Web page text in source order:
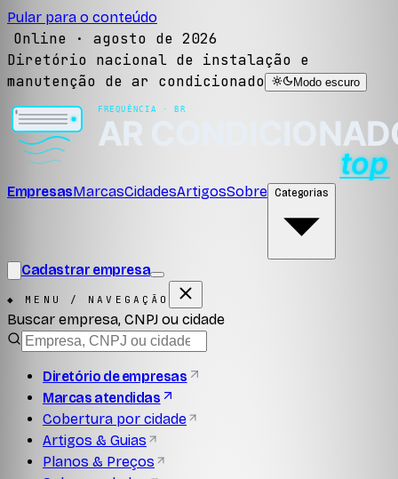
Pular para o conteúdo
Online · agosto de 2026
Diretório nacional de instalação e
manutenção de ar condicionado
Modo escuro
EmpresasMarcasCidadesArtigosSobre Categorias
Cadastrar empresa
◆ MENU / NAVEGAÇÃO
Buscar empresa, CNPJ ou cidade
Diretório de empresas
Marcas atendidas
Cobertura por cidade
Artigos & Guias
Planos & Preços